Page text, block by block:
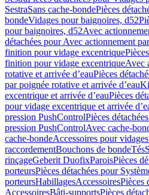
SestraSans cache-bondePièces
bondeVidages pour baignoires, d52
pour baignoires, d52Avec
détachées pour Avec actionnement
finition pour vidage excentrique
finition pour vidage excentriqueAvec
rotative et arrivée d’eauPièces
par poignée rotative et arrivée d’eau
excentrique et arrivée d’eauPièces
pour vidage excentrique et arrivée
pression PushControlPièces
pression PushControlAvec cache-
cache-bondeAccessoires pour
raccordementBouchons de bondeTés
rinçageGeberit DuofixParoisPièces
porteursPièces détachées pour
porteursHabillagesAccessoiresPièces
AccessoiresBâti-supportsPièces